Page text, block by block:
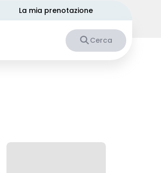
La mia prenotazione
Cerca